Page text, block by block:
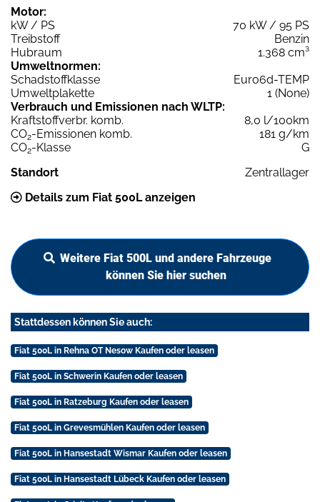
Motor:
kW / PS
70 kW / 95 PS
Treibstoff
Benzin
Hubraum
1.368 cm³
Umweltnormen:
Schadstoffklasse
Euro6d-TEMP
Umweltplakette
1 (None)
Verbrauch und Emissionen nach WLTP:
Kraftstoffverbr. komb.
8,0 l/100km
CO2-Emissionen komb.
181 g/km
CO2-Klasse
G
Standort
Zentrallager
Details zum Fiat 500L anzeigen
Weitere Fiat 500L und andere Fahrzeuge
können Sie hier suchen
Stattdessen können Sie auch:
Fiat 500L in Rehna OT Nesow Kaufen oder leasen
Fiat 500L in Schwerin Kaufen oder leasen
Fiat 500L in Ratzeburg Kaufen oder leasen
Fiat 500L in Grevesmühlen Kaufen oder leasen
Fiat 500L in Hansestadt Wismar Kaufen oder leasen
Fiat 500L in Hansestadt Lübeck Kaufen oder leasen